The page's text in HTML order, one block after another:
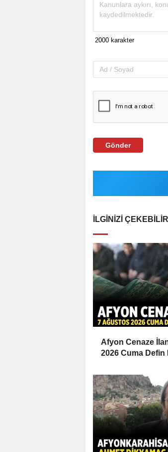
Gönder
İLGINIZI ÇEKEBILIR
Afyon Cenaze
2026 Cuma Defin